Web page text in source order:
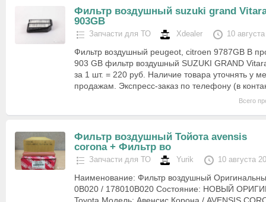
Фильтр воздушный suzuki grand
903GB
Запчасти для ТО Xdealer 10
Фильтр воздушный peugeot, citroen 9787GB В
903 GB фильтр воздушный SUZUKI GRAND
за 1 шт. = 220 руб. Наличие товара уточнять у
продажам. Экспресс-заказ по телефону (в
Всего
Фильтр воздушный Тойота avensis
corona + Фильтр во
Запчасти для ТО Yurik 10 августа
Наименование: Фильтр воздушный
0B020 / 178010B020 Состояние: НОВЫЙ